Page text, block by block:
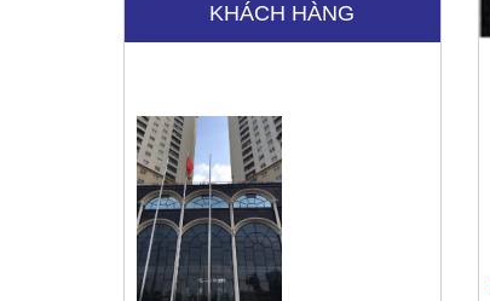
KHÁCH HÀNG
Tập đoàn Viettel